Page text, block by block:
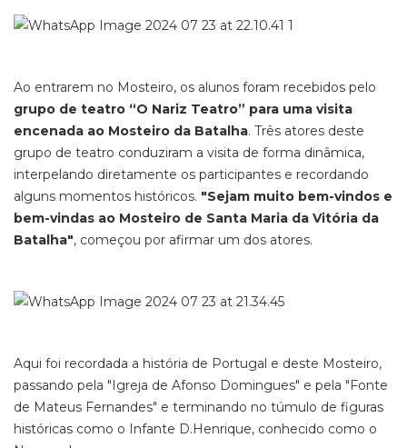
Ao entrarem no Mosteiro, os alunos foram recebidos pelo
grupo de teatro “O Nariz Teatro” para uma visita
encenada ao Mosteiro da Batalha. Três atores deste
grupo de teatro conduziram a visita de forma dinâmica,
interpelando diretamente os participantes e recordando
alguns momentos históricos. "Sejam muito bem-vindos e
bem-vindas ao Mosteiro de Santa Maria da Vitória da
Batalha", começou por afirmar um dos atores.
Aqui foi recordada a história de Portugal e deste Mosteiro,
passando pela "Igreja de Afonso Domingues" e pela "Fonte
de Mateus Fernandes" e terminando no túmulo de figuras
históricas como o Infante D.Henrique, conhecido como o